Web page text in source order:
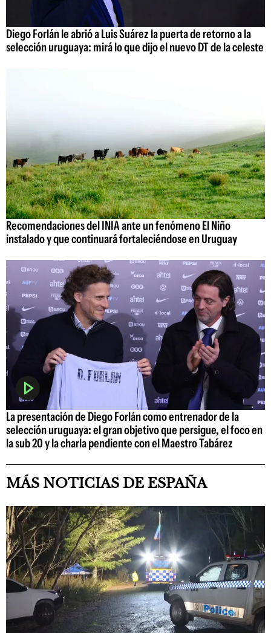
Diego Forlán le abrió a Luis Suárez la puerta de retorno a la
selección uruguaya: mirá lo que dijo el nuevo DT de la celeste
Recomendaciones del INIA ante un fenómeno El Niño
instalado y que continuará fortaleciéndose en Uruguay
La presentación de Diego Forlán como entrenador de la
selección uruguaya: el gran objetivo que persigue, el foco en
la sub 20 y la charla pendiente con el Maestro Tabárez
MÁS NOTICIAS DE ESPAÑA